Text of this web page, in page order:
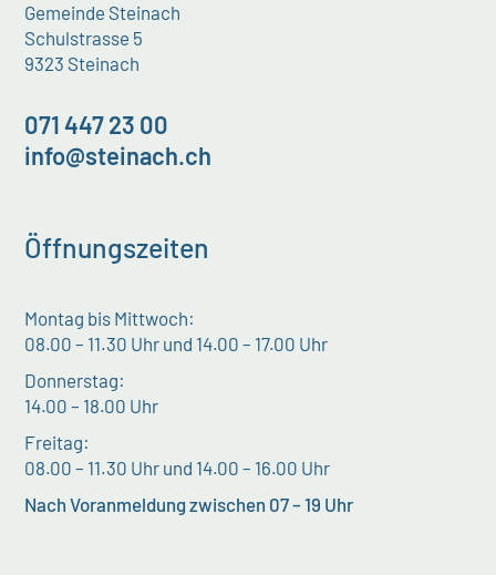
Gemeinde Steinach
Schulstrasse 5
9323 Steinach
071 447 23 00
info@steinach.ch
Öffnungszeiten
Montag bis Mittwoch:
08.00 – 11.30 Uhr und 14.00 – 17.00 Uhr
Donnerstag:
14.00 – 18.00 Uhr
Freitag:
08.00 – 11.30 Uhr und 14.00 – 16.00 Uhr
Nach Voranmeldung zwischen 07 – 19 Uhr